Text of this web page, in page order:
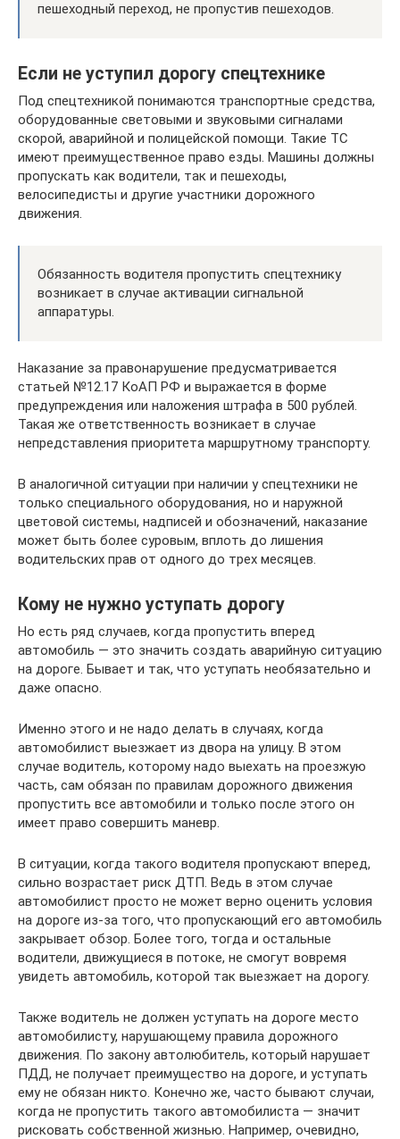
пешеходный переход, не пропустив пешеходов.
Если не уступил дорогу спецтехнике
Под спецтехникой понимаются транспортные средства,
оборудованные световыми и звуковыми сигналами
скорой, аварийной и полицейской помощи. Такие ТС
имеют преимущественное право езды. Машины должны
пропускать как водители, так и пешеходы,
велосипедисты и другие участники дорожного
движения.
Обязанность водителя пропустить спецтехнику
возникает в случае активации сигнальной
аппаратуры.
Наказание за правонарушение предусматривается
статьей №12.17 КоАП РФ и выражается в форме
предупреждения или наложения штрафа в 500 рублей.
Такая же ответственность возникает в случае
непредставления приоритета маршрутному транспорту.
В аналогичной ситуации при наличии у спецтехники не
только специального оборудования, но и наружной
цветовой системы, надписей и обозначений, наказание
может быть более суровым, вплоть до лишения
водительских прав от одного до трех месяцев.
Кому не нужно уступать дорогу
Но есть ряд случаев, когда пропустить вперед
автомобиль — это значить создать аварийную ситуацию
на дороге. Бывает и так, что уступать необязательно и
даже опасно.
Именно этого и не надо делать в случаях, когда
автомобилист выезжает из двора на улицу. В этом
случае водитель, которому надо выехать на проезжую
часть, сам обязан по правилам дорожного движения
пропустить все автомобили и только после этого он
имеет право совершить маневр.
В ситуации, когда такого водителя пропускают вперед,
сильно возрастает риск ДТП. Ведь в этом случае
автомобилист просто не может верно оценить условия
на дороге из-за того, что пропускающий его автомобиль
закрывает обзор. Более того, тогда и остальные
водители, движущиеся в потоке, не смогут вовремя
увидеть автомобиль, которой так выезжает на дорогу.
Также водитель не должен уступать на дороге место
автомобилисту, нарушающему правила дорожного
движения. По закону автолюбитель, который нарушает
ПДД, не получает преимущество на дороге, и уступать
ему не обязан никто. Конечно же, часто бывают случаи,
когда не пропустить такого автомобилиста — значит
рисковать собственной жизнью. Например, очевидно,